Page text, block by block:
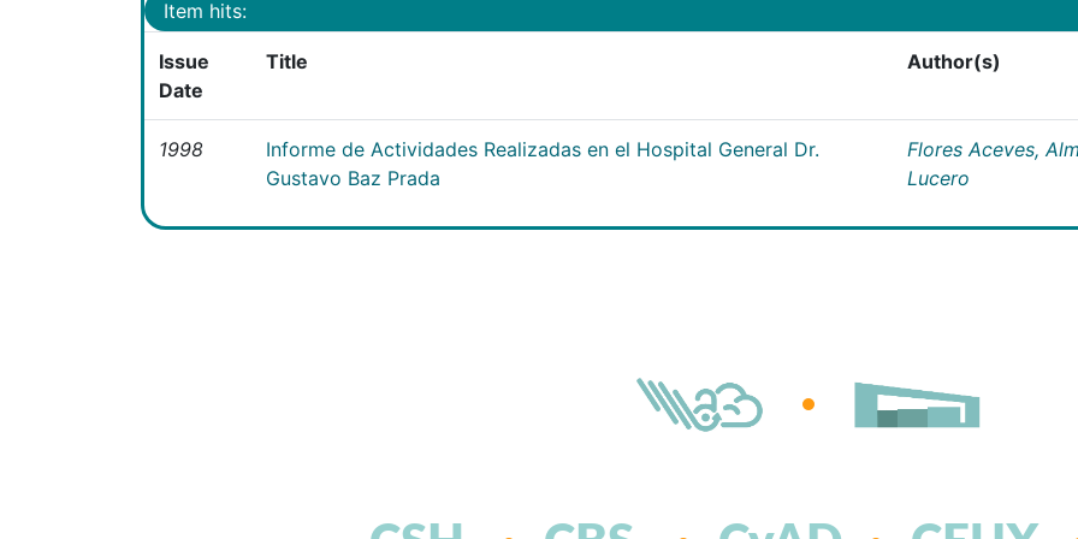
Item hits:
Issue
Date
Title Author(s)
1998
Informe de Actividades Realizadas en el Hospital General Dr.
Gustavo Baz Prada
Flores Aceves,
Lucero